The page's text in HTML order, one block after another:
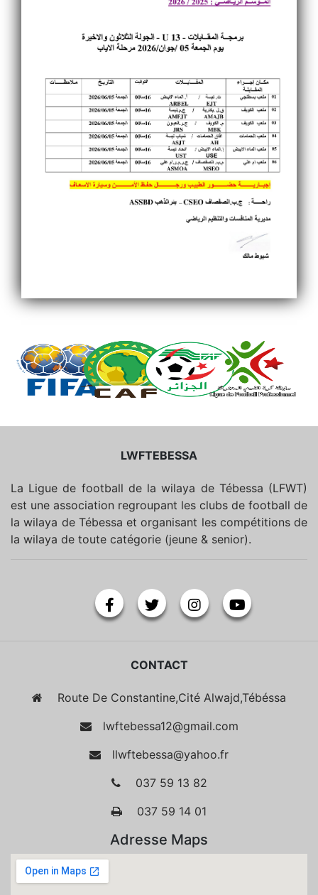
LWFTEBESSA
La Ligue de football de la wilaya de Tébessa (LFWT)
est une association regroupant les clubs de football de
la wilaya de Tébessa et organisant les compétitions de
la wilaya de toute catégorie (jeune & senior).
CONTACT
Route De Constantine,Cité Alwajd,Tébéssa
lwftebessa12@gmail.com
llwftebessa@yahoo.fr
037 59 13 82
037 59 14 01
Adresse Maps